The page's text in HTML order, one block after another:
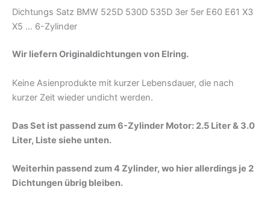
Dichtungs Satz BMW 525D 530D 535D 3er 5er E60 E61 X3
X5 … 6-Zylinder
Wir liefern Originaldichtungen von Elring.
Keine Asienprodukte mit kurzer Lebensdauer, die nach
kurzer Zeit wieder undicht werden.
Das Set ist passend zum 6-Zylinder Motor: 2.5 Liter & 3.0
Liter, Liste siehe unten.
Weiterhin passend zum 4 Zylinder, wo hier allerdings je 2
Dichtungen übrig bleiben.